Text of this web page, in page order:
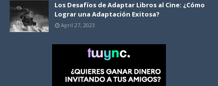
Los Desafíos de Adaptar Libros al Cine: ¿Cómo
Lograr una Adaptación Exitosa?
April 27, 2023